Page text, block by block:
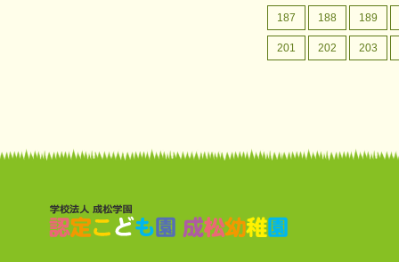
187 188 189
201 202 203